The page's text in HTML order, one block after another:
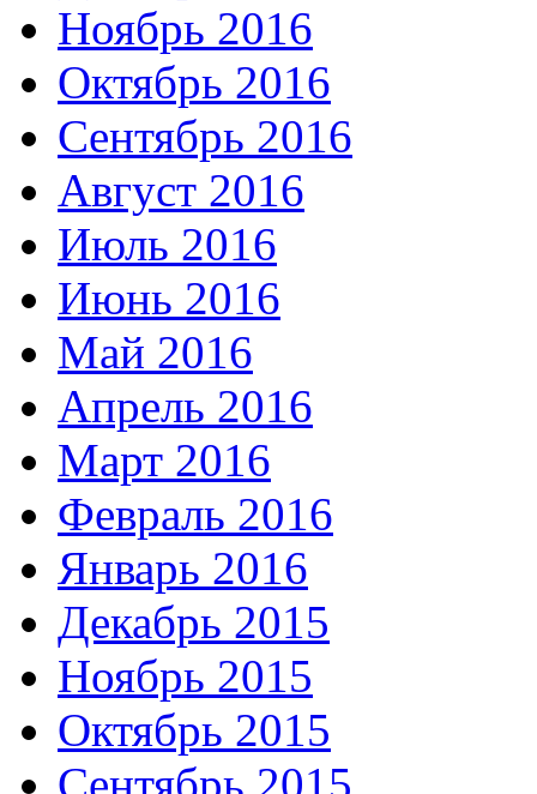
Ноябрь 2016
Октябрь 2016
Сентябрь 2016
Август 2016
Июль 2016
Июнь 2016
Май 2016
Апрель 2016
Март 2016
Февраль 2016
Январь 2016
Декабрь 2015
Ноябрь 2015
Октябрь 2015
Сентябрь 2015